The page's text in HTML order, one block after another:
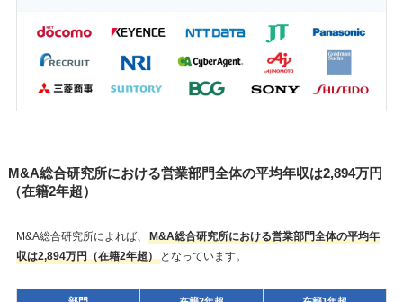
M&A総合研究所における営業部門全体の平均年収は2,894万円
（在籍2年超）
M&A総合研究所によれば、
M&A総合研究所における営業部門全体の平均年
収は2,894万円（在籍2年超）となっています。